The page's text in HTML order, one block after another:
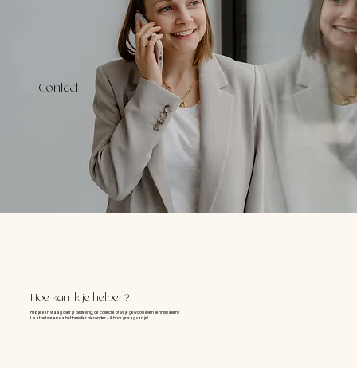
Contact
Hoe kan ik je helpen?
Heb je een vraag over je bestelling, de collectie of wil je gewoon even kennismaken?
Laat het weten via het formulier hieronder – ik hoor graag van je!